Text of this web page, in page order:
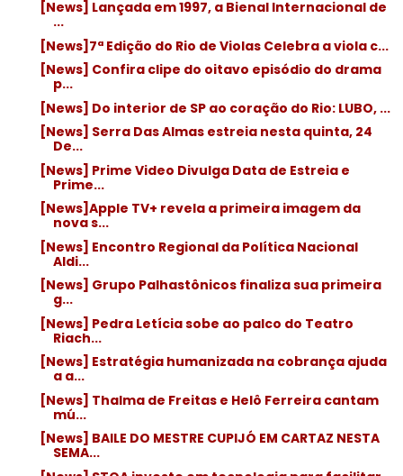
[News] Lançada em 1997, a Bienal Internacional de
...
[News]7ª Edição do Rio de Violas Celebra a viola c...
[News] Confira clipe do oitavo episódio do drama
p...
[News] Do interior de SP ao coração do Rio: LUBO, ...
[News] Serra Das Almas estreia nesta quinta, 24
De...
[News] Prime Video Divulga Data de Estreia e
Prime...
[News]Apple TV+ revela a primeira imagem da
nova s...
[News] Encontro Regional da Política Nacional
Aldi...
[News] Grupo Palhastônicos finaliza sua primeira
g...
[News] Pedra Letícia sobe ao palco do Teatro
Riach...
[News] Estratégia humanizada na cobrança ajuda
a a...
[News] Thalma de Freitas e Helô Ferreira cantam
mú...
[News] BAILE DO MESTRE CUPIJÓ EM CARTAZ NESTA
SEMA...